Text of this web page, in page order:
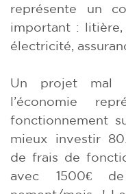
représente un
important : litière,
électricité,
Un projet mal
l’économie
fonctionnement
mieux investir
de frais de
avec 1500€